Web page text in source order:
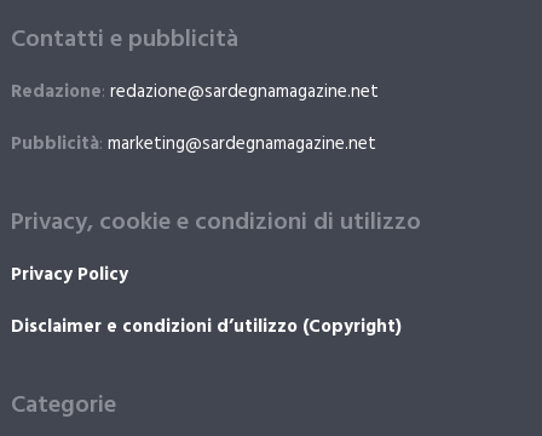
Contatti e pubblicità
Redazione: redazione@sardegnamagazine.net
Pubblicità: marketing@sardegnamagazine.net
Privacy, cookie e condizioni di utilizzo
Privacy Policy
Disclaimer e condizioni d’utilizzo (Copyright)
Categorie